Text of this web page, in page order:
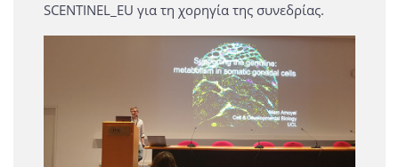
SCENTINEL_EU για τη χορηγία της συνεδρίας.